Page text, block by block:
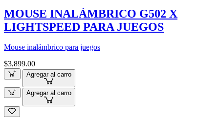
MOUSE INALÁMBRICO G502 X
LIGHTSPEED PARA JUEGOS
Mouse inalámbrico para juegos
$3,899.00
Agregar al carro
Agregar al carro